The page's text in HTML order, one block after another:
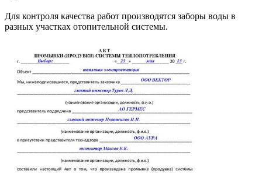
Для контроля качества работ производятся заборы воды в
разных участках отопительной системы.